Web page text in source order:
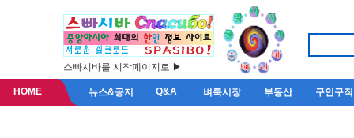
스빠시바를 시작페이지로 ▶
HOME 뉴스&공지 Q&A 벼룩시장 부동산 구인구직